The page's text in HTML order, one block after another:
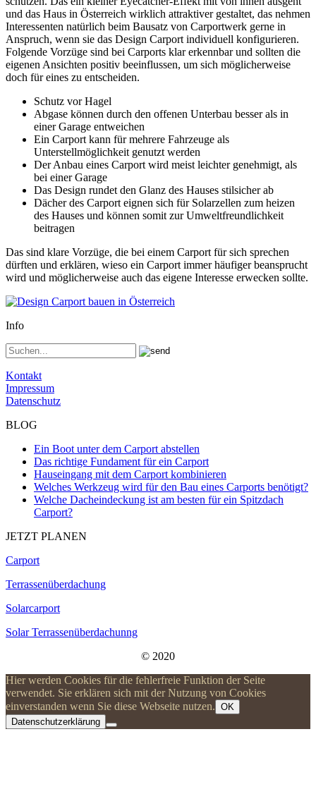
und das Haus in Österreich wirklich attraktiver gestaltet, das nehmen
Interessenten natürlich beim Bausatz von Carportwerk gerne in
Anspruch, wenn sie das Design Carport individuell konfigurieren.
Folgende Vorzüge sind bei Carports klar erkennbar und sollten die
eigenen Ansichten positiv beeinflussen, um sich möglicherweise
doch für eines zu entscheiden.
Schutz vor Hagel
Abgase können durch den offenen Unterbau besser als in
einer Garage entweichen
Ein Carport kann für mehrere Fahrzeuge als
Unterstellmöglichkeit genutzt werden
Der Anbau eines Carport wird meist leichter genehmigt, als
bei einer Garage
Das Design rundet den Glanz des Hauses stilsicher ab
Dächer des Carport eignen sich für Solarzellen zum heizen
des Hauses und können somit zur Umweltfreundlichkeit
beitragen
Das sind klare Vorzüge, die bei einem Carport für sich sprechen
dürften und erklären, wieso ein Carport immer häufiger beansprucht
wird und möglicherweise auch das eigene Interesse erwecken sollte.
Info
Kontakt
Impressum
Datenschutz
BLOG
Ein Boot unter dem Carport abstellen
Das richtige Fundament für ein Carport
Hauseingang mit dem Carport kombinieren
Welches Werkzeug wird für den Bau eines Carports benötigt?
Welche Dacheindeckung ist am besten für ein Spitzdach
Carport?
JETZT PLANEN
Carport
Terrassenüberdachung
Solarcarport
Solar Terrassenüberdachunng
© 2020
Hier werden Cookies für die fehlerfreie Funktion der Seite
verwendet. Sie erklären sich mit der Nutzung von Cookies
einverstanden wenn Sie diese Webseite nutzen. OK
Datenschutzerklärung